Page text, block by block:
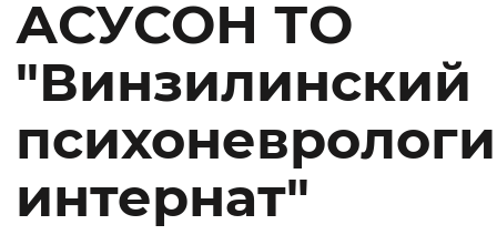
АСУСОН ТО
"Винзилинский
интернат"